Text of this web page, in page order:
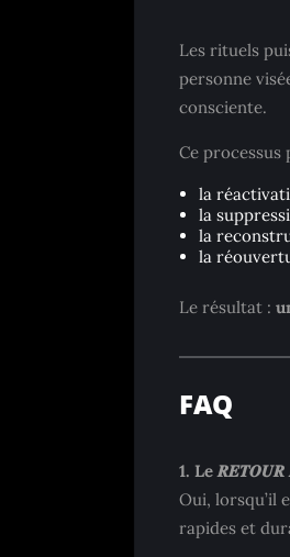
Les rituels
personne
consciente.
Ce processus
la
la
la
la
Le résultat :
FAQ
1. Le
Oui, lorsqu’il
rapides et